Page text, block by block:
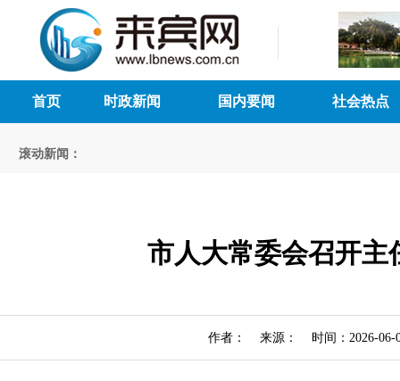
首页 时政新闻 国内要闻 社会热点
滚动新闻：
市人大常委会召开主
作者： 来源： 时间：2026-06-